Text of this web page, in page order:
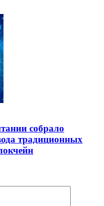
собрало
традиционных